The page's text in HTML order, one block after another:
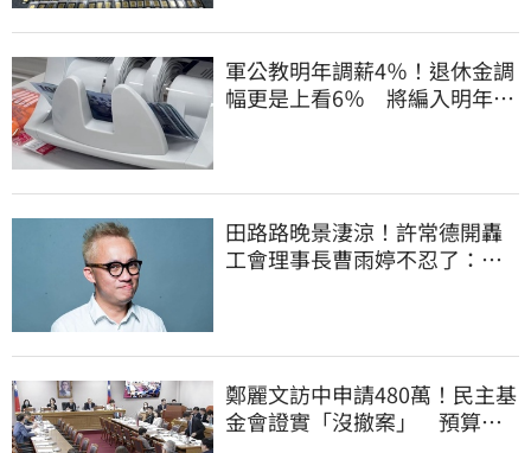
軍公教明年調薪4％！退休金調
幅更是上看6％ 將編入明年度
田路路晚景淒涼！許常德開轟
工會理事長曹雨婷不忍了：別
鄭麗文訪中申請480萬！民主基
金會證實「沒撤案」 預算被